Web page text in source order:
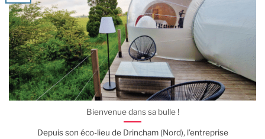
Bienvenue dans sa bulle !
Depuis son éco-lieu de Drincham (Nord), l’entreprise